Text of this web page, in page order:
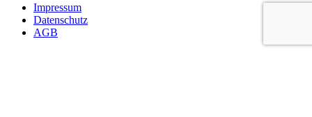
Impressum
Datenschutz
AGB